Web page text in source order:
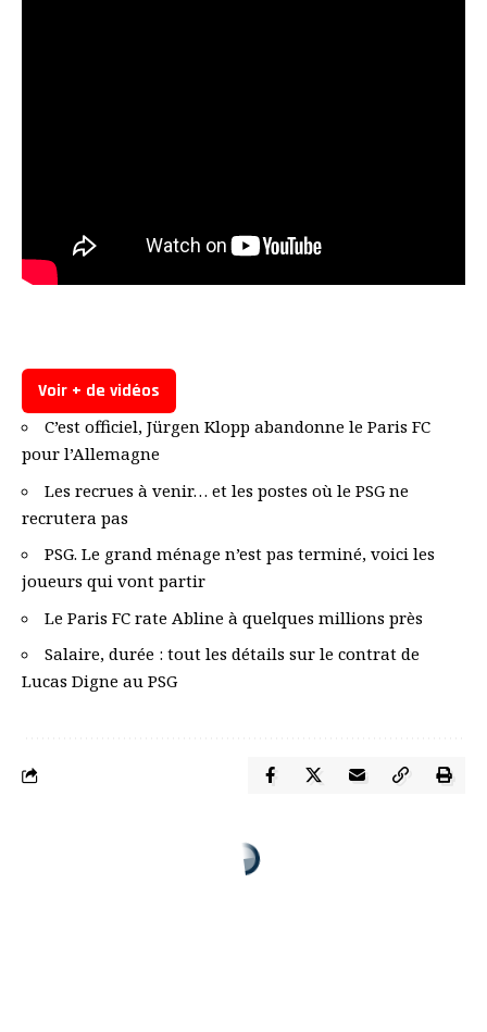
Voir + de vidéos
C’est officiel, Jürgen Klopp abandonne le Paris FC
pour l’Allemagne
Les recrues à venir… et les postes où le PSG ne
recrutera pas
PSG. Le grand ménage n’est pas terminé, voici les
joueurs qui vont partir
Le Paris FC rate Abline à quelques millions près
Salaire, durée : tout les détails sur le contrat de
Lucas Digne au PSG